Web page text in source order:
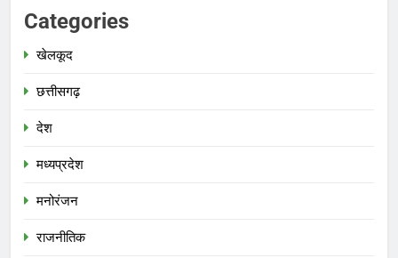
Categories
खेलकूद
छत्तीसगढ़
देश
मध्‍यप्रदेश
मनोरंजन
राजनीतिक